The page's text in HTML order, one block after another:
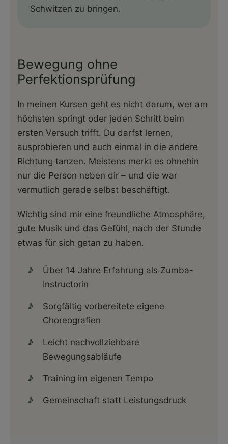
Schwitzen zu bringen.
Bewegung ohne
Perfektionsprüfung
In meinen Kursen geht es nicht darum, wer am
höchsten springt oder jeden Schritt beim
ersten Versuch trifft. Du darfst lernen,
ausprobieren und auch einmal in die andere
Richtung tanzen. Meistens merkt es ohnehin
nur die Person neben dir – und die war
vermutlich gerade selbst beschäftigt.
Wichtig sind mir eine freundliche Atmosphäre,
gute Musik und das Gefühl, nach der Stunde
etwas für sich getan zu haben.
Über 14 Jahre Erfahrung als Zumba-
Instructorin
Sorgfältig vorbereitete eigene
Choreografien
Leicht nachvollziehbare
Bewegungsabläufe
Training im eigenen Tempo
Gemeinschaft statt Leistungsdruck